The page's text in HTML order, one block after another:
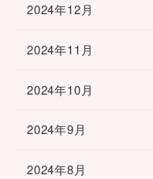
2024年12月
2024年11月
2024年10月
2024年9月
2024年8月